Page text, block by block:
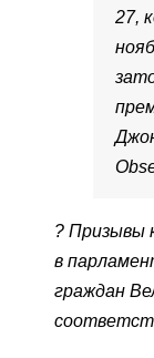
27,
? Призывы
в
граждан